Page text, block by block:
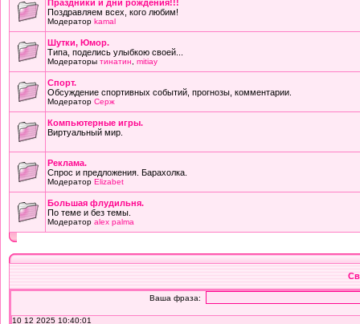
Праздники и дни рождения!!!
Поздравляем всех, кого любим!
Модератор kamal
Шутки, Юмор.
Типа, поделись улыбкою своей...
Модераторы тинатин mitiay
Cпорт.
Обсуждение спортивных событий, прогнозы, комментарии.
Модератор Серж
Компьютерные игры.
Виртуальный мир.
Реклама.
Спрос и предложения. Барахолка.
Модератор Elizabet
Большая флудильня.
По теме и без темы.
Модератор alex palma